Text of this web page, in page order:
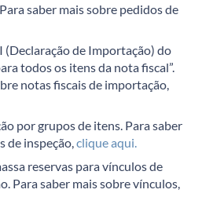
saber mais sobre pedidos de
(Declaração de Importação) do
todos os itens da nota fiscal”.
notas fiscais de importação,
por grupos de itens. Para saber
de inspeção, clique aqui.
reservas para vínculos de
Para saber mais sobre vínculos,